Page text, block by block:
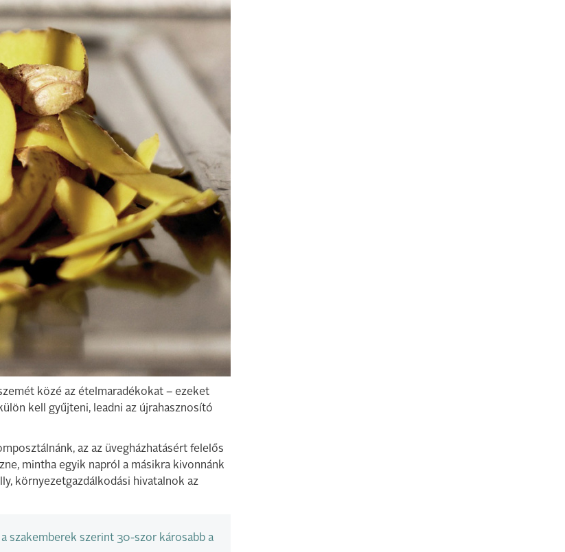
közé az ételmaradékokat – ezeket
kell gyűjteni, leadni az újrahasznosító
az az üvegházhatásért felelős
mintha egyik napról a másikra kivonnánk
környezetgazdálkodási hivatalnok az
szakemberek szerint 30-szor károsabb a